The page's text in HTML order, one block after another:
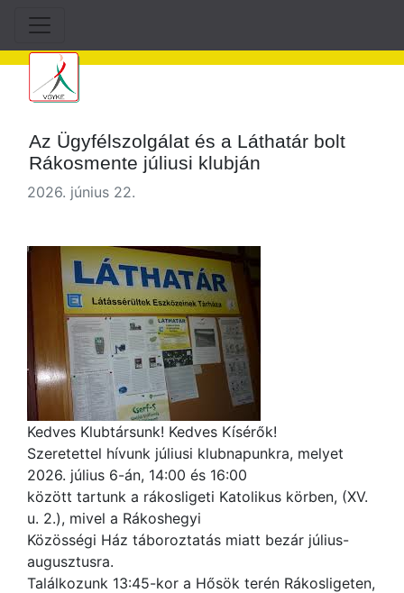
Az Ügyfélszolgálat és a Láthatár bolt
Rákosmente júliusi klubján
2026. június 22.
Kedves Klubtársunk! Kedves Kísérők!
Szeretettel hívunk júliusi klubnapunkra, melyet
2026. július 6-án, 14:00 és 16:00
között tartunk a rákosligeti Katolikus körben, (XV.
u. 2.), mivel a Rákoshegyi
Közösségi Ház táboroztatás miatt bezár július-
augusztusra.
Találkozunk 13:45-kor a Hősök terén Rákosligeten,